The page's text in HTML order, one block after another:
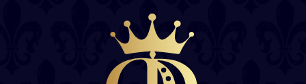
联系方式 招聘合作
布里斯班